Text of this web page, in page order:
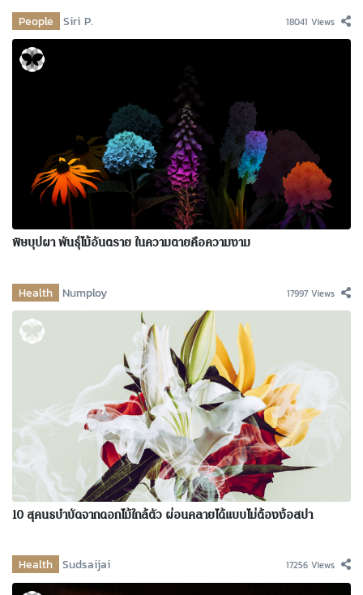
People Siri P. 18041 Views
พิษบุปผา พันธุ์ไม้อันตราย ในความตายคือความงาม
Health Numploy 17997 Views
10 สุคนธบำบัดจากดอกไม้ใกล้ตัว ผ่อนคลายได้แบบไม่ต้องง้อสปา
Health Sudsaijai 17256 Views